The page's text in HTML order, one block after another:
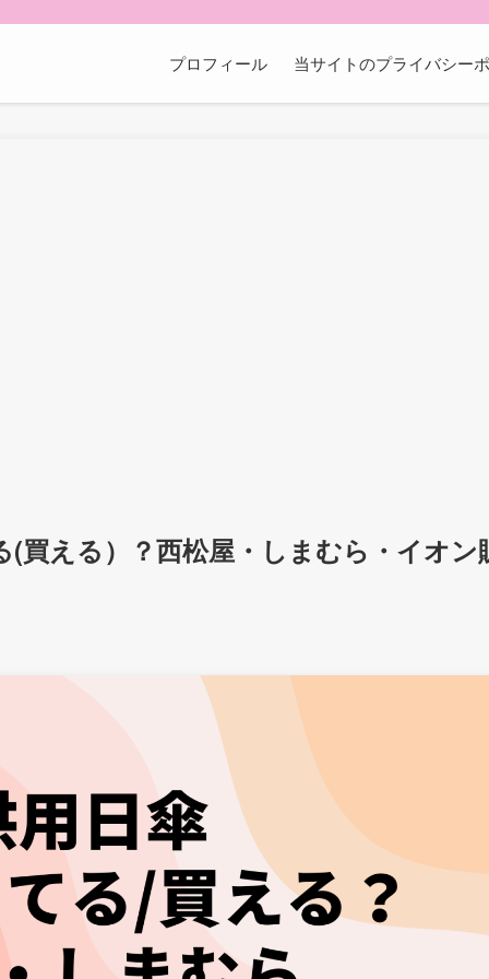
プロフィール 当サイトのプライバシー
買える）？西松屋・しまむら・イオン